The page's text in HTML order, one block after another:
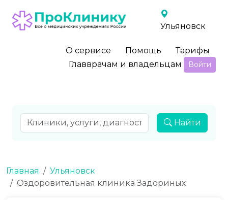
Ульяновск
О сервисе Помощь
Тарифы
Главврачам и владельцам
Войти
Найти
Главная
Ульяновск
Оздоровительная клиника Задориных